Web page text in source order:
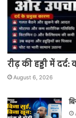
रीढ़ की हड्डी में
August 6, 2026